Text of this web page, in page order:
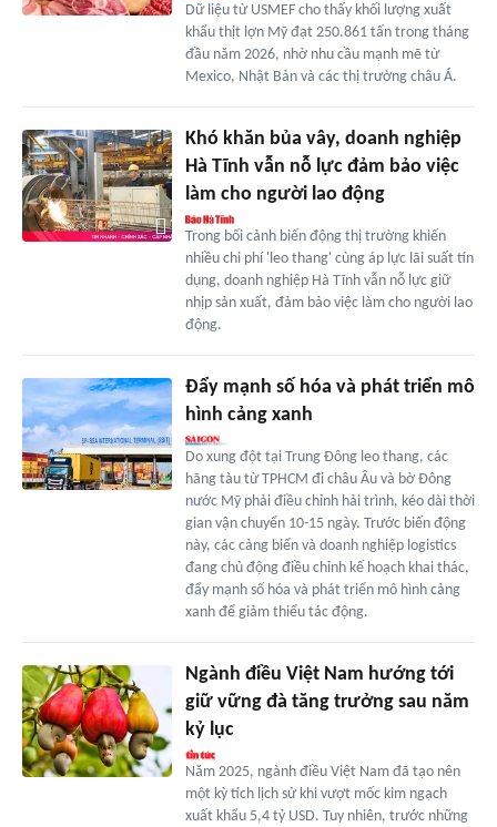
Dữ liệu từ USMEF cho thấy khối lượng xuất
khẩu thịt lợn Mỹ đạt 250.861 tấn trong tháng
đầu năm 2026, nhờ nhu cầu mạnh mẽ từ
Mexico, Nhật Bản và các thị trường châu Á.
Khó khăn bủa vây, doanh nghiệp
Hà Tĩnh vẫn nỗ lực đảm bảo việc
làm cho người lao động
Trong bối cảnh biến động thị trường khiến
nhiều chi phí 'leo thang' cùng áp lực lãi suất tín
dụng, doanh nghiệp Hà Tĩnh vẫn nỗ lực giữ
nhịp sản xuất, đảm bảo việc làm cho người lao
động.
Đẩy mạnh số hóa và phát triển mô
hình cảng xanh
Do xung đột tại Trung Đông leo thang, các
hãng tàu từ TPHCM đi châu Âu và bờ Đông
nước Mỹ phải điều chỉnh hải trình, kéo dài thời
gian vận chuyển 10-15 ngày. Trước biến động
này, các cảng biển và doanh nghiệp logistics
đang chủ động điều chỉnh kế hoạch khai thác,
đẩy mạnh số hóa và phát triển mô hình cảng
xanh để giảm thiểu tác động.
Ngành điều Việt Nam hướng tới
giữ vững đà tăng trưởng sau năm
kỷ lục
Năm 2025, ngành điều Việt Nam đã tạo nên
một kỳ tích lịch sử khi vượt mốc kim ngạch
xuất khẩu 5,4 tỷ USD. Tuy nhiên, trước những